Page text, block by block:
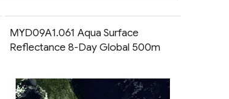
MYD09A1.061 Aqua Surface
Reflectance 8-Day Global 500m